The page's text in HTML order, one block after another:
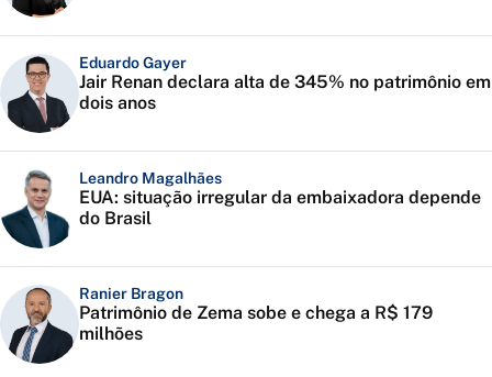
Eduardo Gayer
Jair Renan declara alta de 345% no patrimônio em
dois anos
Leandro Magalhães
EUA: situação irregular da embaixadora depende
do Brasil
Ranier Bragon
Patrimônio de Zema sobe e chega a R$ 179
milhões